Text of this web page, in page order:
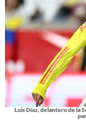
Luis Díaz, delantero de la